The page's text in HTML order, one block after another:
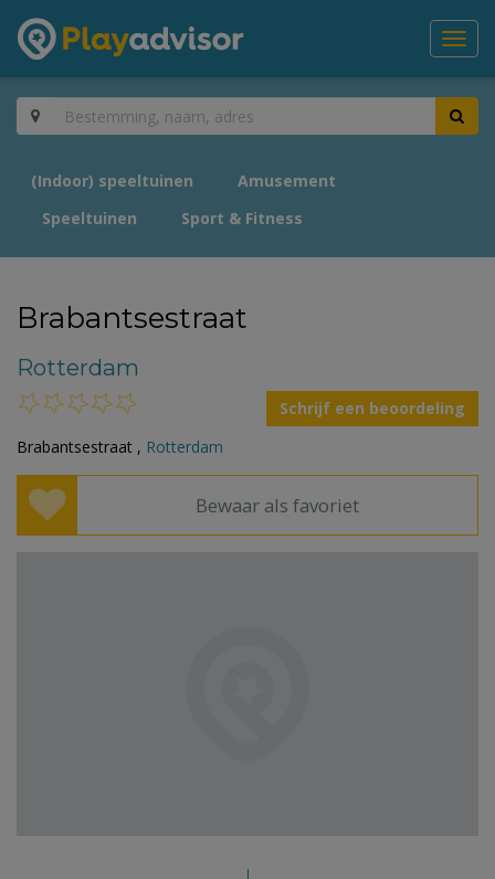
(Indoor) speeltuinen
Amusement
Speeltuinen
Sport & Fitness
Brabantsestraat
Rotterdam
Schrijf een beoordeling
Brabantsestraat , Rotterdam
Bewaar als favoriet